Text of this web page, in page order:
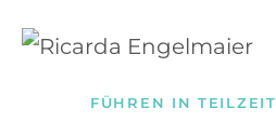
FÜHREN IN TEILZEIT